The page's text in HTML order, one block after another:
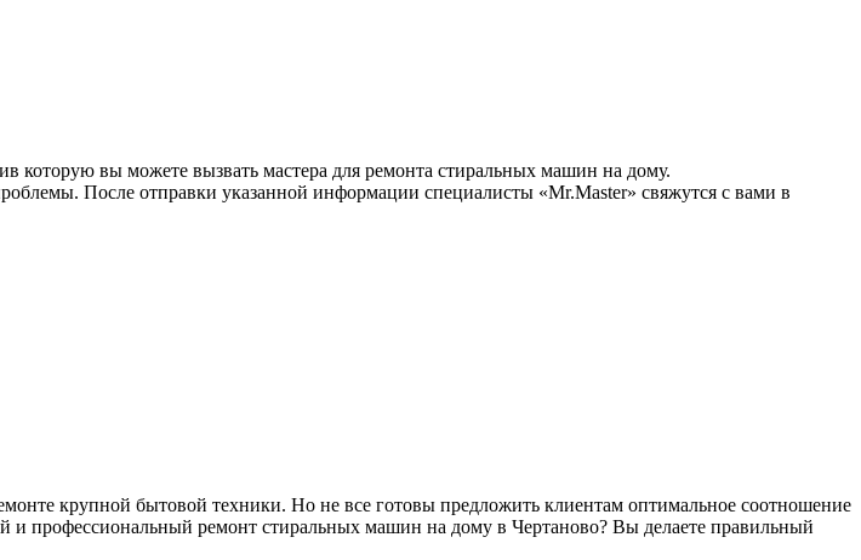
которую вы можете вызвать мастера для ремонта стиральных машин на дому.
После отправки указанной информации специалисты «Mr.Master» свяжутся с вами в
крупной бытовой техники. Но не все готовы предложить клиентам оптимальное соотношение
и профессиональный ремонт стиральных машин на дому в Чертаново? Вы делаете правильный